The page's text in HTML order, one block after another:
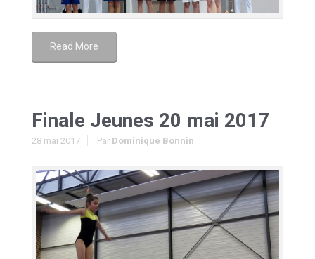
Read More
Finale Jeunes 20 mai 2017
28 mai 2017 Par Dominique Bonnin